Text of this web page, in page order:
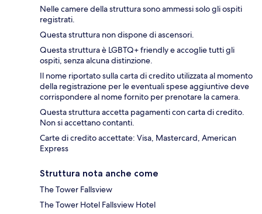
Nelle camere della struttura sono ammessi solo gli ospiti
registrati.
Questa struttura non dispone di ascensori.
Questa struttura è LGBTQ+ friendly e accoglie tutti gli
ospiti, senza alcuna distinzione.
Il nome riportato sulla carta di credito utilizzata al momento
della registrazione per le eventuali spese aggiuntive deve
corrispondere al nome fornito per prenotare la camera.
Questa struttura accetta pagamenti con carta di credito.
Non si accettano contanti.
Carte di credito accettate: Visa, Mastercard, American
Express
Struttura nota anche come
The Tower Fallsview
The Tower Hotel Fallsview Hotel